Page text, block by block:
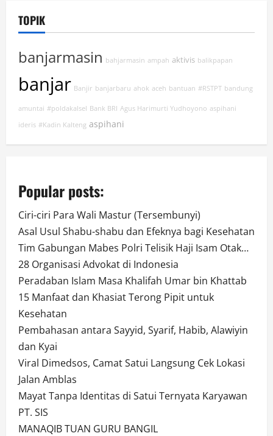
TOPIK
banjarmasin bahjarmasin ampah aktivis balikpapan
banjar Banjir banjarbaru ahok aceh bantuan #RSTPT bandung
amuntai #poldakalsel Bank BRI Agus Harimurti Yudhoyono aspihani
ideris #Kadin Kalteng aspihani
Popular posts:
Ciri-ciri Para Wali Mastur (Tersembunyi)
Asal Usul Shabu-shabu dan Efeknya bagi Kesehatan
Tim Gabungan Mabes Polri Telisik Haji Isam Otak…
28 Organisasi Advokat di Indonesia
Peradaban Islam Masa Khalifah Umar bin Khattab
15 Manfaat dan Khasiat Terong Pipit untuk
Kesehatan
Pembahasan antara Sayyid, Syarif, Habib, Alawiyin
dan Kyai
Viral Dimedsos, Camat Satui Langsung Cek Lokasi
Jalan Amblas
Mayat Tanpa Identitas di Satui Ternyata Karyawan
PT. SIS
MANAQIB TUAN GURU BANGIL